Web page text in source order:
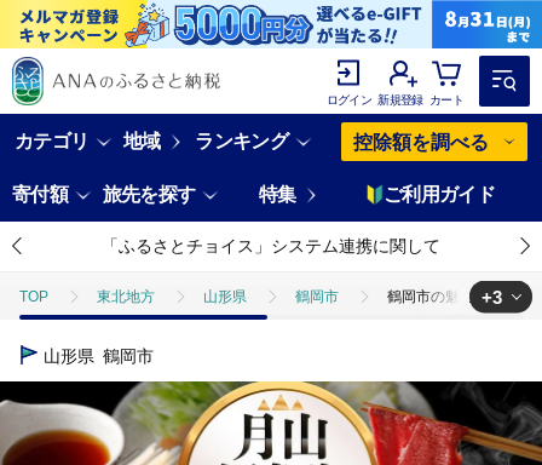
ログイン 新規登録 カート
カテゴリ 地域 ランキング 控除額を調べる
寄付額 旅先を探す 特集 ご利用ガイド
「ふるさとチョイス」システム連携に関して
TOP 東北地方 山形県 鶴岡市 鶴岡市の魅力を詰合わ
TOP
牛肉 鶴岡市の魅力を詰合わせ！月山短角牛出汁し
TOP 肉 牛肉 しゃぶしゃぶ(牛肉) 鶴岡市の魅力を詰
+3
山形県 鶴岡市